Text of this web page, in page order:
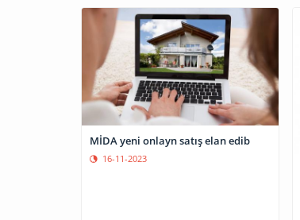
MİDA yeni onlayn satış elan edib
16-11-2023